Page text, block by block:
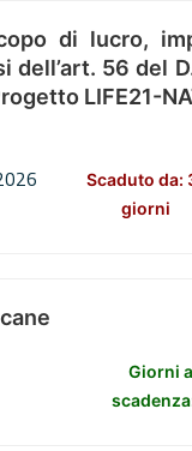
di lucro,
56 del
LIFE21-
Scaduto da:
giorni
Giorni